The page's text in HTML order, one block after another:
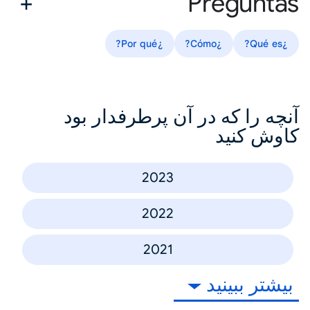
¿Qué es?
¿Cómo?
¿Por qué?
آنچه را که در آن پرطرفدار بود
کاوش کنید
2023
2022
2021
بیشتر ببینید